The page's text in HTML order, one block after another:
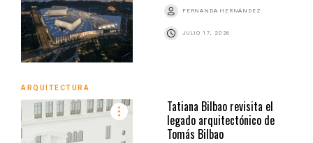
FERNANDA HERNÁNDEZ
JULIO 17, 2026
ARQUITECTURA
Tatiana Bilbao revisita el
legado arquitectónico de
Tomás Bilbao